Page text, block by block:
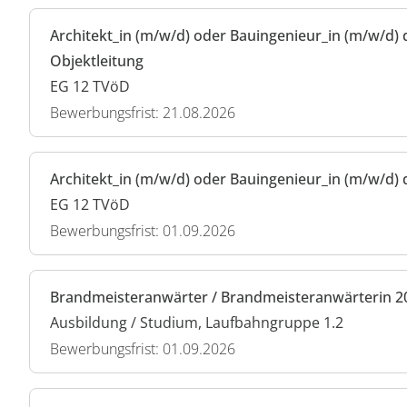
Architekt_in (m/w/d) oder Bauingenieur_in (m/w/d)
Objektleitung
EG 12 TVöD
Bewerbungsfrist: 21.08.2026
Architekt_in (m/w/d) oder Bauingenieur_in (m/w/
EG 12 TVöD
Bewerbungsfrist: 01.09.2026
Brandmeisteranwärter / Brandmeisteranwärterin
Ausbildung / Studium, Laufbahngruppe 1.2
Bewerbungsfrist: 01.09.2026